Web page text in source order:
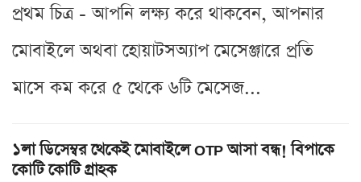
প্রথম চিত্র - আপনি লক্ষ্য করে থাকবেন, আপনার
মোবাইলে অথবা হোয়াটসঅ্যাপ মেসেঞ্জারে প্রতি
মাসে কম করে ৫ থেকে ৬টি মেসেজ...
১লা ডিসেম্বর থেকেই মোবাইলে OTP আসা বন্ধ! বিপাকে
কোটি কোটি গ্রাহক